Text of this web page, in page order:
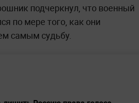
подчеркнул, что военный
по мере того, как они
самым судьбу.